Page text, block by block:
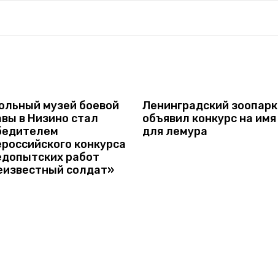
музей боевой
в Низино стал
конкурса
работ
солдат»
Ленинградский зоопарк
объявил конкурс на имя
для лемура